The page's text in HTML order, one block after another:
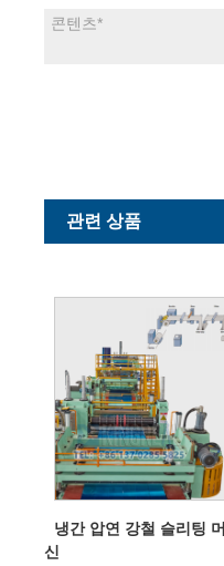
관련 상품
냉간 압연 강철 슬리팅 머
신